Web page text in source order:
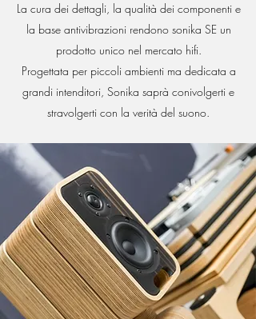
La cura dei dettagli, la qualità dei componenti e
la base antivibrazioni rendono sonika SE un
prodotto unico nel mercato hifi.
Progettata per piccoli ambienti ma dedicata a
grandi intenditori, Sonika saprà conivolgerti e
stravolgerti con la verità del suono.